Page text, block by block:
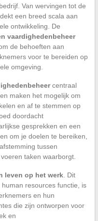
Van wervingen tot de
een breed scala aan
ontwikkeling. De
vaardighedenbeheer
de behoeften aan
voor te bereiden op
omgeving.
centraal
maken het mogelijk om
en af te stemmen op
doordacht
gesprekken en een
om je doelen te bereiken,
tussen
taken waarborgt.
leven op het werk. Dit
resources functie, is
en hun
die zijn ontworpen voor
en